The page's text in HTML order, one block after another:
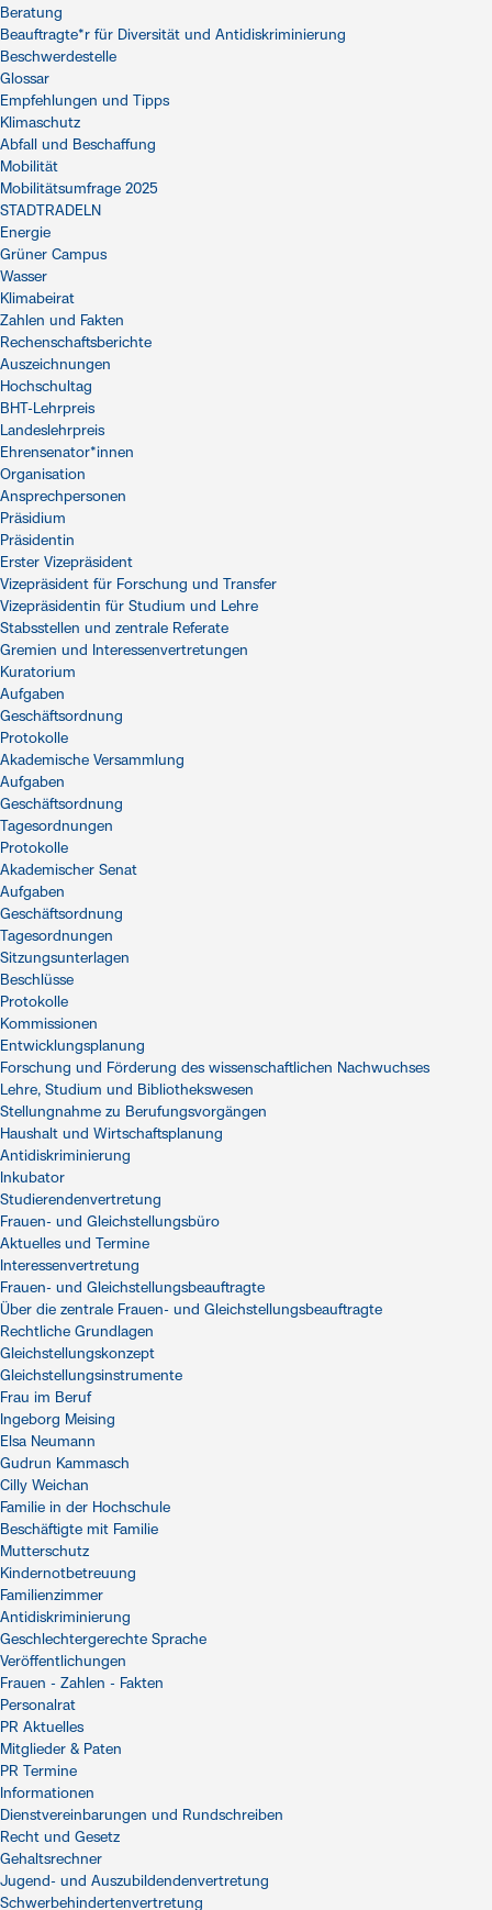
Beratung
Beauftragte*r für Diversität und Antidiskriminierung
Beschwerdestelle
Glossar
Empfehlungen und Tipps
Klimaschutz
Abfall und Beschaffung
Mobilität
Mobilitätsumfrage 2025
STADTRADELN
Energie
Grüner Campus
Wasser
Klimabeirat
Zahlen und Fakten
Rechenschaftsberichte
Auszeichnungen
Hochschultag
BHT-Lehrpreis
Landeslehrpreis
Ehrensenator*innen
Organisation
Ansprechpersonen
Präsidium
Präsidentin
Erster Vizepräsident
Vizepräsident für Forschung und Transfer
Vizepräsidentin für Studium und Lehre
Stabsstellen und zentrale Referate
Gremien und Interessenvertretungen
Kuratorium
Aufgaben
Geschäftsordnung
Protokolle
Akademische Versammlung
Aufgaben
Geschäftsordnung
Tagesordnungen
Protokolle
Akademischer Senat
Aufgaben
Geschäftsordnung
Tagesordnungen
Sitzungsunterlagen
Beschlüsse
Protokolle
Kommissionen
Entwicklungsplanung
Forschung und Förderung des wissenschaftlichen Nachwuchses
Lehre, Studium und Bibliothekswesen
Stellungnahme zu Berufungsvorgängen
Haushalt und Wirtschaftsplanung
Antidiskriminierung
Inkubator
Studierendenvertretung
Frauen- und Gleichstellungsbüro
Aktuelles und Termine
Interessenvertretung
Frauen- und Gleichstellungsbeauftragte
Über die zentrale Frauen- und Gleichstellungsbeauftragte
Rechtliche Grundlagen
Gleichstellungskonzept
Gleichstellungsinstrumente
Frau im Beruf
Ingeborg Meising
Elsa Neumann
Gudrun Kammasch
Cilly Weichan
Familie in der Hochschule
Beschäftigte mit Familie
Mutterschutz
Kindernotbetreuung
Familienzimmer
Antidiskriminierung
Geschlechtergerechte Sprache
Veröffentlichungen
Frauen - Zahlen - Fakten
Personalrat
PR Aktuelles
Mitglieder & Paten
PR Termine
Informationen
Dienstvereinbarungen und Rundschreiben
Recht und Gesetz
Gehaltsrechner
Jugend- und Auszubildendenvertretung
Schwerbehindertenvertretung